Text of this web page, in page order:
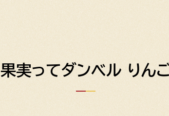
果実ってダンベル りん